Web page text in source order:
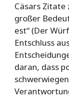
Cäsars Zitate
großer
est“ (Der
Entschluss
daran, dass